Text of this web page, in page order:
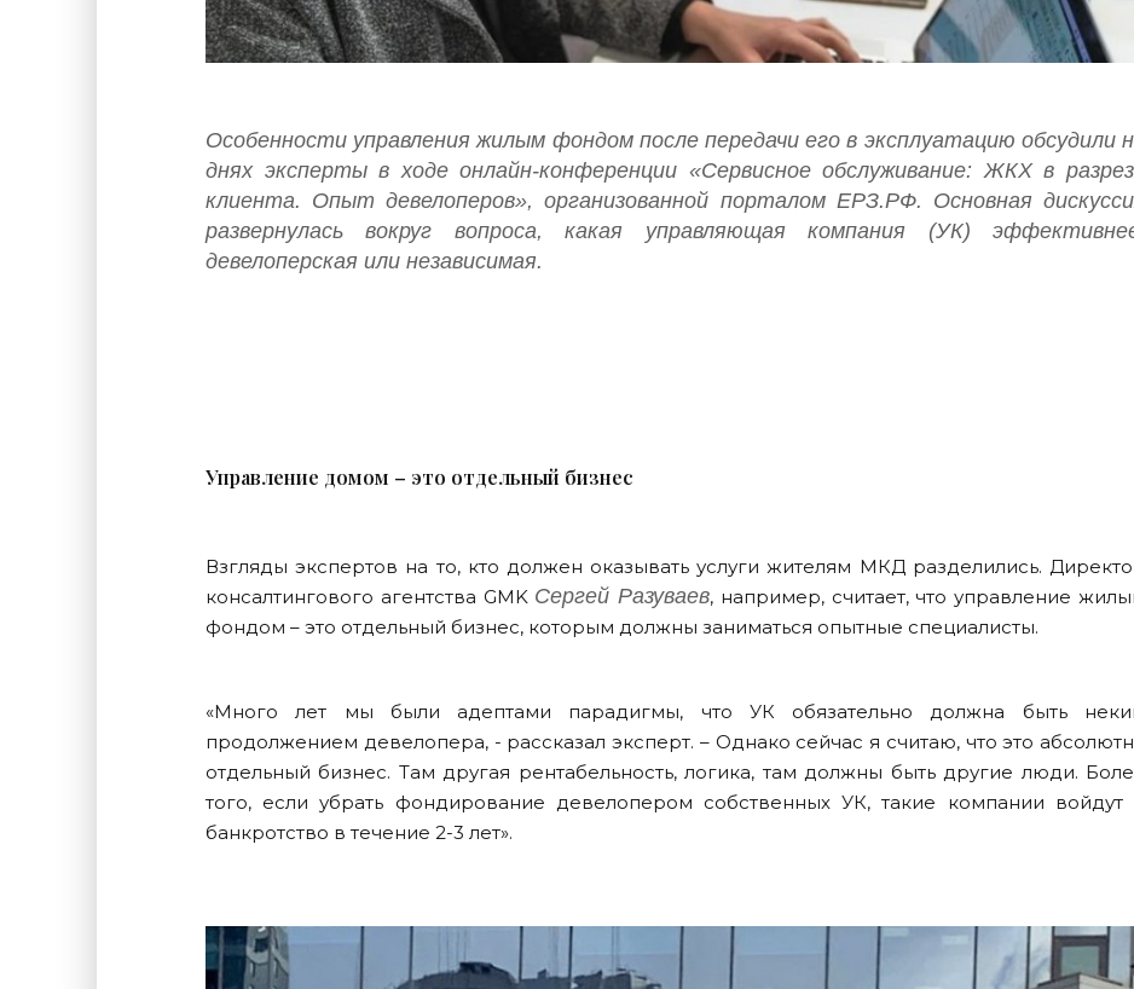
Особенности управления жилым фондом после передачи его в эксплуатацию обсудили
днях эксперты в ходе онлайн-конференции «Сервисное обслуживание: ЖКХ в
клиента. Опыт девелоперов», организованной порталом ЕРЗ.РФ. Основная
развернулась вокруг вопроса, какая управляющая компания (УК)
девелоперская или независимая.
Управление домом – это отдельный бизнес
Взгляды экспертов на то, кто должен оказывать услуги жителям МКД разделились.
консалтингового агентства GMK Сергей Разуваев, например, считает, что управление
фондом – это отдельный бизнес, которым должны заниматься опытные специалисты.
«Много лет мы были адептами парадигмы, что УК обязательно должна быть
продолжением девелопера, - рассказал эксперт. – Однако сейчас я считаю, что это
отдельный бизнес. Там другая рентабельность, логика, там должны быть другие люди.
того, если убрать фондирование девелопером собственных УК, такие компании войдут
банкротство в течение 2-3 лет».